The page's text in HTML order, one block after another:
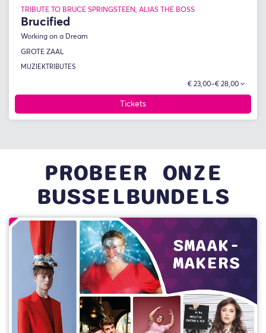
Brucified
Working on a Dream
TRIBUTE TO BRUCE SPRINGSTEEN, ALIAS THE BOSS
GROTE ZAAL
MUZIEK TRIBUTES
€ 23,00–€ 28,00
Tickets
PROBEER ONZE
BUSSELBUNDELS